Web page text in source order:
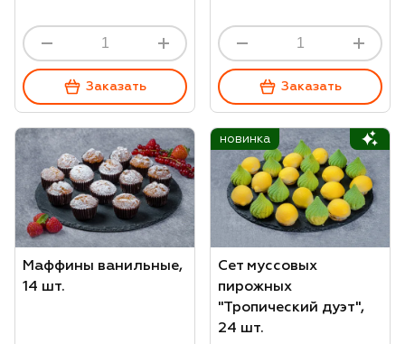
Заказать Заказать
Маффины ванильные,
14 шт.
новинка
Сет муссовых
пирожных
"Тропический дуэт",
24 шт.